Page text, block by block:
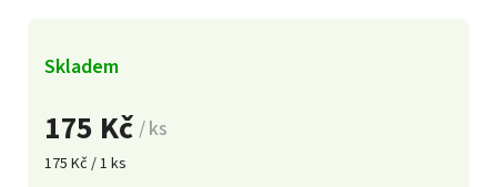
175 Kč / ks
175 Kč / 1 ks
Skladem